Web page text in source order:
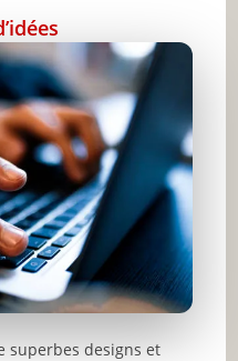
superbes designs et